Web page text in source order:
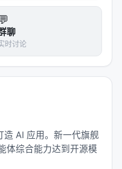
"，是稀疏训练从概
点：
回事
练R和P），但内存效
存储参数更吃显存。
聊
时讨论
造 AI 应用。新一代旗舰
体综合能力达到开源模